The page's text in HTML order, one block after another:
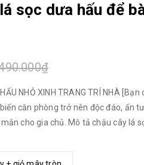
sọc dưa hấu để
NHỎ XINH TRANG TRÍ NHÀ
căn phòng trở nên độc đáo, ấn
cho gia chủ. Mô tả chậu cây lá
lá sọc dưa hấu mang ý nghĩa